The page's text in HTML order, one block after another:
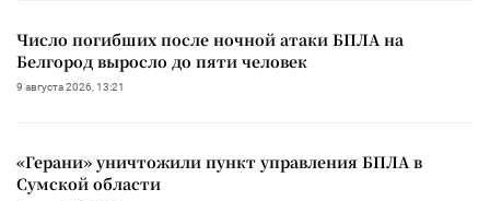
Число погибших после ночной атаки БПЛА на
Белгород выросло до пяти человек
9 августа 2026, 13:21
«Герани» уничтожили пункт управления БПЛА в
Сумской области